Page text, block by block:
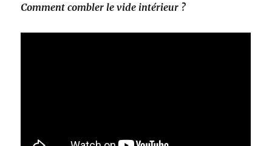
Comment combler le vide intérieur ?